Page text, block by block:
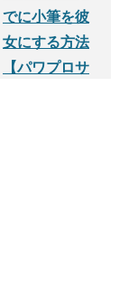
でに小筆を彼
女にする方法
【パワプロサ